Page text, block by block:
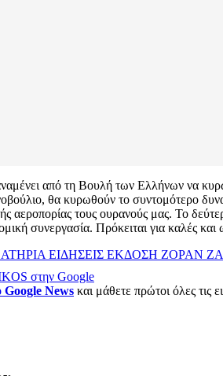
από τη Βουλή των Ελλήνων να
θα κυρωθούν το συντομότερο
αεροπορίας τους ουρανούς μας. Το
συνεργασία. Πρόκειται για καλές
ΕΙΔΗΣΕΙΣ ΕΚΔΟΣΗ ΖΟΡΑΝ
στην Google
News και μάθετε πρώτοι όλες τις